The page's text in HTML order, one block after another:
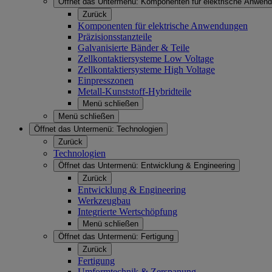
Zurück
Komponenten für elektrische Anwendungen
Präzisionsstanzteile
Galvanisierte Bänder & Teile
Zellkontaktiersysteme Low Voltage
Zellkontaktiersysteme High Voltage
Einpresszonen
Metall-Kunststoff-Hybridteile
Menü schließen
Menü schließen
Öffnet das Untermenü: Technologien
Zurück
Technologien
Öffnet das Untermenü: Entwicklung & Engineering
Zurück
Entwicklung & Engineering
Werkzeugbau
Integrierte Wertschöpfung
Menü schließen
Öffnet das Untermenü: Fertigung
Zurück
Fertigung